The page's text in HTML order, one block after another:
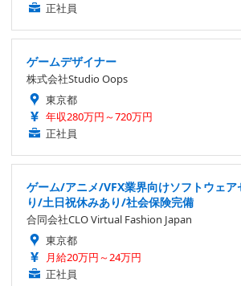
正社員
ゲームデザイナー
株式会社Studio Oops
東京都
年収280万円～720万円
正社員
ゲーム/アニメ/VFX業界向けソフトウェ
り/土日祝休みあり/社会保険完備
合同会社CLO Virtual Fashion Japan
東京都
月給20万円～24万円
正社員